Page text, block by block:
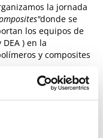
la jornada
donde se
los equipos de
DEA ) en la
y composites
para poder entender